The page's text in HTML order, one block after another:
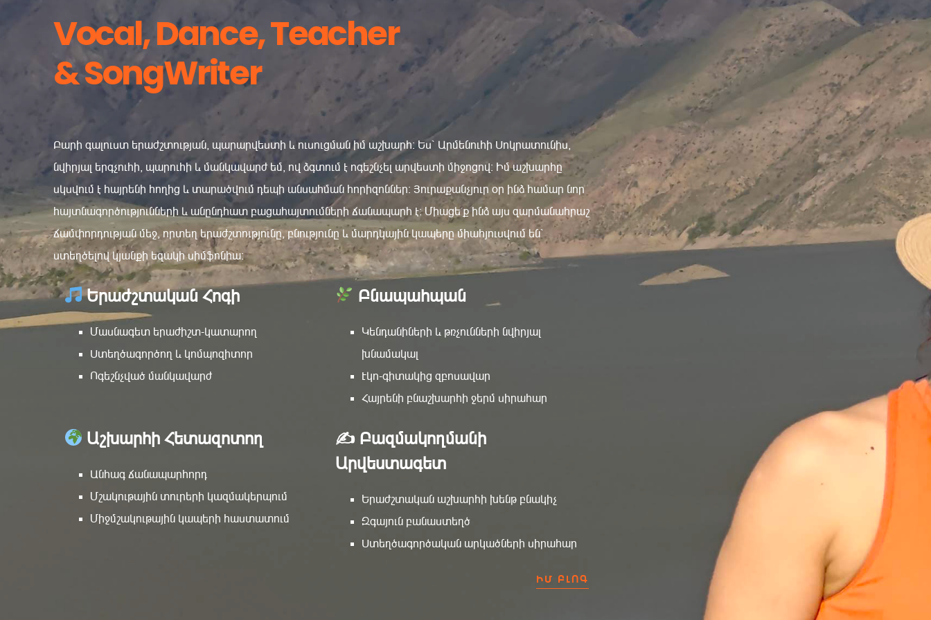
Vocal, Dance, Teacher
& SongWriter
Բարի գալուստ երաժշտության, պարարվեստի և ուսուցման իմ աշխարհ: Ես՝ Արմենուհի Սոկրատունիս,
նվիրյալ երգչուհի, պարուհի և մանկավարժ եմ, ով ձգտում է ոգեշնչել արվեստի միջոցով: Իմ աշխարհը
սկսվում է հայրենի հողից և տարածվում դեպի անսահման հորիզոններ: Յուրաքանչյուր օր ինձ համար նոր
հայտնագործությունների և անընդհատ բացահայտումների ճանապարհ է: Միացե՛ք ինձ այս զարմանահրաշ
ճամփորդության մեջ, որտեղ երաժշտությունը, բնությունը և մարդկային կապերը միահյուսվում են՝
ստեղծելով կյանքի եզակի սիմֆոնիա:
Երաժշտական Հոգի
Մասնագետ երաժիշտ-կատարող
Ստեղծագործող և կոմպոզիտոր
Ոգեշնչված մանկավարժ
Բնապահպան
Կենդանիների և թռչունների նվիրյալ
խնամակալ
Էկո-գիտակից զբոսավար
Հայրենի բնաշխարհի ջերմ սիրահար
Աշխարհի Հետազոտող
Անհագ ճանապարհորդ
Մշակութային տուրերի կազմակերպում
Միջմշակութային կապերի հաստատում
✍️ Բազմակողմանի
Արվեստագետ
Երաժշտական աշխարհի խենթ բնակիչ
Զգայուն բանաստեղծ
Ստեղծագործական արկածների սիրահար
ԻՄ ԲԼՈԳ